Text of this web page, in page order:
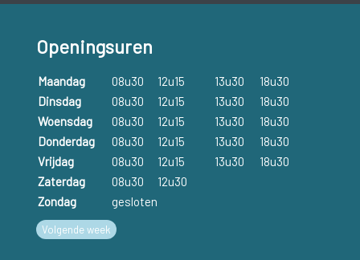
Openingsuren
Maandag 08u30 12u15 13u30
18u30
Dinsdag
08u30 12u15 13u30
18u30
Woensdag
08u30 12u15 13u30
18u30
Donderdag
08u30 12u15 13u30
18u30
Vrijdag
08u30 12u15 13u30
18u30
Zaterdag
08u30
12u30
Zondag
gesloten
Volgende week